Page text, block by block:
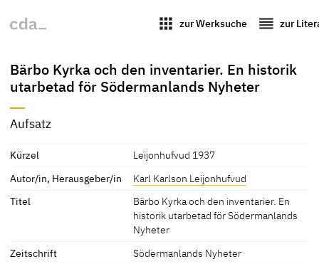
apps zur Werksuche reorder zur
Bärbo Kyrka och den inventarier. En historik
utarbetad för Södermanlands Nyheter
Aufsatz
Kürzel
Leijonhufvud 1937
Autor/in, Herausgeber/in
Karl Karlson Leijonhufvud
Titel
Bärbo Kyrka och den inventarier. En
historik utarbetad för Södermanlands
Nyheter
Zeitschrift
Södermanlands Nyheter